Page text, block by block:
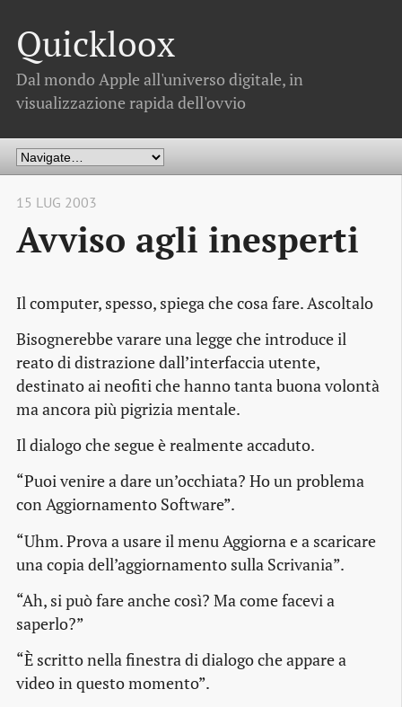
Quickloox
Dal mondo Apple all'universo digitale, in
visualizzazione rapida dell'ovvio
15 LUG 2003
Avviso agli inesperti
Il computer, spesso, spiega che cosa fare. Ascoltalo
Bisognerebbe varare una legge che introduce il
reato di distrazione dall’interfaccia utente,
destinato ai neofiti che hanno tanta buona volontà
ma ancora più pigrizia mentale.
Il dialogo che segue è realmente accaduto.
“Puoi venire a dare un’occhiata? Ho un problema
con Aggiornamento Software”.
“Uhm. Prova a usare il menu Aggiorna e a scaricare
una copia dell’aggiornamento sulla Scrivania”.
“Ah, si può fare anche così? Ma come facevi a
saperlo?”
“È scritto nella finestra di dialogo che appare a
video in questo momento”.